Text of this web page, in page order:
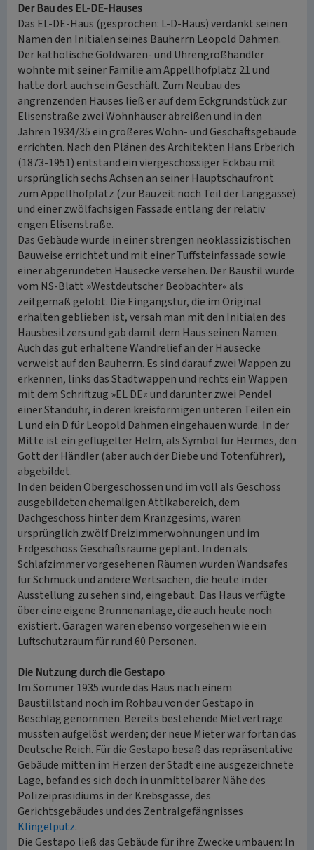
Der Bau des EL-DE-Hauses
Das EL-DE-Haus (gesprochen: L-D-Haus) verdankt seinen
Namen den Initialen seines Bauherrn Leopold Dahmen.
Der katholische Goldwaren- und Uhrengroßhändler
wohnte mit seiner Familie am Appellhofplatz 21 und
hatte dort auch sein Geschäft. Zum Neubau des
angrenzenden Hauses ließ er auf dem Eckgrundstück zur
Elisenstraße zwei Wohnhäuser abreißen und in den
Jahren 1934/35 ein größeres Wohn- und Geschäftsgebäude
errichten. Nach den Plänen des Architekten Hans Erberich
(1873-1951) entstand ein viergeschossiger Eckbau mit
ursprünglich sechs Achsen an seiner Hauptschaufront
zum Appellhofplatz (zur Bauzeit noch Teil der Langgasse)
und einer zwölfachsigen Fassade entlang der relativ
engen Elisenstraße.
Das Gebäude wurde in einer strengen neoklassizistischen
Bauweise errichtet und mit einer Tuffsteinfassade sowie
einer abgerundeten Hausecke versehen. Der Baustil wurde
vom NS-Blatt »Westdeutscher Beobachter« als
zeitgemäß gelobt. Die Eingangstür, die im Original
erhalten geblieben ist, versah man mit den Initialen des
Hausbesitzers und gab damit dem Haus seinen Namen.
Auch das gut erhaltene Wandrelief an der Hausecke
verweist auf den Bauherrn. Es sind darauf zwei Wappen zu
erkennen, links das Stadtwappen und rechts ein Wappen
mit dem Schriftzug »EL DE« und darunter zwei Pendel
einer Standuhr, in deren kreisförmigen unteren Teilen ein
L und ein D für Leopold Dahmen eingehauen wurde. In der
Mitte ist ein geflügelter Helm, als Symbol für Hermes, den
Gott der Händler (aber auch der Diebe und Totenführer),
abgebildet.
In den beiden Obergeschossen und im voll als Geschoss
ausgebildeten ehemaligen Attikabereich, dem
Dachgeschoss hinter dem Kranzgesims, waren
ursprünglich zwölf Dreizimmerwohnungen und im
Erdgeschoss Geschäftsräume geplant. In den als
Schlafzimmer vorgesehenen Räumen wurden Wandsafes
für Schmuck und andere Wertsachen, die heute in der
Ausstellung zu sehen sind, eingebaut. Das Haus verfügte
über eine eigene Brunnenanlage, die auch heute noch
existiert. Garagen waren ebenso vorgesehen wie ein
Luftschutzraum für rund 60 Personen.
Die Nutzung durch die Gestapo
Im Sommer 1935 wurde das Haus nach einem
Baustillstand noch im Rohbau von der Gestapo in
Beschlag genommen. Bereits bestehende Mietverträge
mussten aufgelöst werden; der neue Mieter war fortan das
Deutsche Reich. Für die Gestapo besaß das repräsentative
Gebäude mitten im Herzen der Stadt eine ausgezeichnete
Lage, befand es sich doch in unmittelbarer Nähe des
Polizeipräsidiums in der Krebsgasse, des
Gerichtsgebäudes und des Zentralgefängnisses
Klingelpütz.
Die Gestapo ließ das Gebäude für ihre Zwecke umbauen: In